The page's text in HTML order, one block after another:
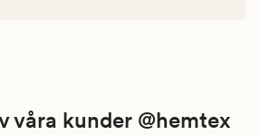
våra kunder @hemtex